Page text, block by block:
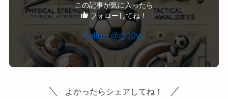
この記事が気に入ったら
フォローしてね！
Follow @@10yu
よかったらシェアしてね！